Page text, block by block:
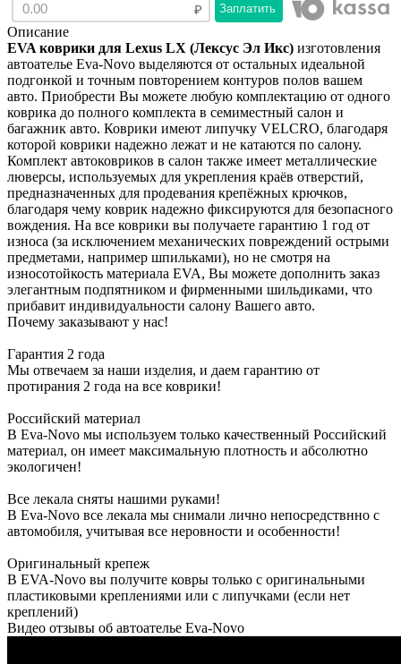
Заплатить
Описание
EVA коврики для Lexus LX (Лексус Эл Икс) изготовления
автоателье Eva-Novo выделяются от остальных идеальной
подгонкой и точным повторением контуров полов вашем
авто. Приобрести Вы можете любую комплектацию от одного
коврика до полного комплекта в семиместный салон и
багажник авто. Коврики имеют липучку VELCRO, благодаря
которой коврики надежно лежат и не катаются по салону.
Комплект автоковриков в салон также имеет металлические
люверсы, используемых для укрепления краёв отверстий,
предназначенных для продевания крепёжных крючков,
благодаря чему коврик надежно фиксируются для безопасного
вождения. На все коврики вы получаете гарантию 1 год от
износа (за исключением механических повреждений острыми
предметами, например шпильками), но не смотря на
износотойкость материала EVA, Вы можете дополнить заказ
элегантным подпятником и фирменными шильдиками, что
прибавит индивидуальности салону Вашего авто.
Почему заказывают у нас!
Гарантия 2 года
Мы отвечаем за наши изделия, и даем гарантию от
протирания 2 года на все коврики!
Российский материал
В Eva-Novo мы используем только качественный Российский
материал, он имеет максимальную плотность и абсолютно
экологичен!
Все лекала сняты нашими руками!
В Eva-Novo все лекала мы снимали лично непосредствнно с
автомобиля, учитывая все неровности и особенности!
Оригинальный крепеж
В EVA-Novo вы получите ковры только с оригинальными
пластиковыми креплениями или с липучками (если нет
креплений)
Видео отзывы об автоателье Eva-Novo